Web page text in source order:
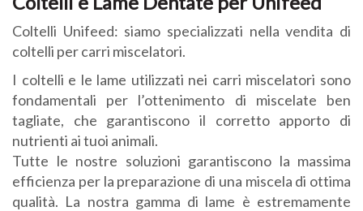
Coltelli Unifeed: siamo specializzati nella vendita di
coltelli per carri miscelatori.
I coltelli e le lame utilizzati nei carri miscelatori sono
fondamentali per l’ottenimento di miscelate ben
tagliate, che garantiscono il corretto apporto di
nutrienti ai tuoi animali.
Tutte le nostre soluzioni garantiscono la massima
efficienza per la preparazione di una miscela di ottima
qualità. La nostra gamma di lame è estremamente